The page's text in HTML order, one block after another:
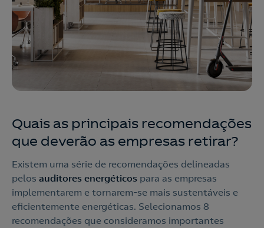
Quais as principais recomendações
que deverão as empresas retirar?
Existem uma série de recomendações delineadas
pelos auditores energéticos para as empresas
implementarem e tornarem-se mais sustentáveis e
eficientemente energéticas. Selecionamos 8
recomendações que consideramos importantes